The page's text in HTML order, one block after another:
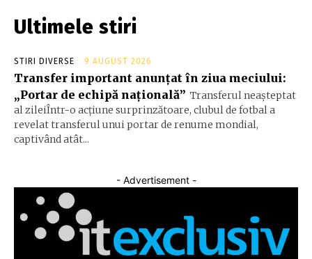
Ultimele stiri
STIRI DIVERSE 9 AUGUST 2026
Transfer important anunțat în ziua meciului:
„Portar de echipă națională” Transferul neașteptat
al zileiÎntr-o acțiune surprinzătoare, clubul de fotbal a
revelat transferul unui portar de renume mondial,
captivând atât...
- Advertisement -